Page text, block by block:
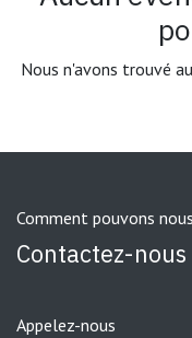
Nous n'avons trouvé
Comment pouvons
Contactez-
Appelez-nous